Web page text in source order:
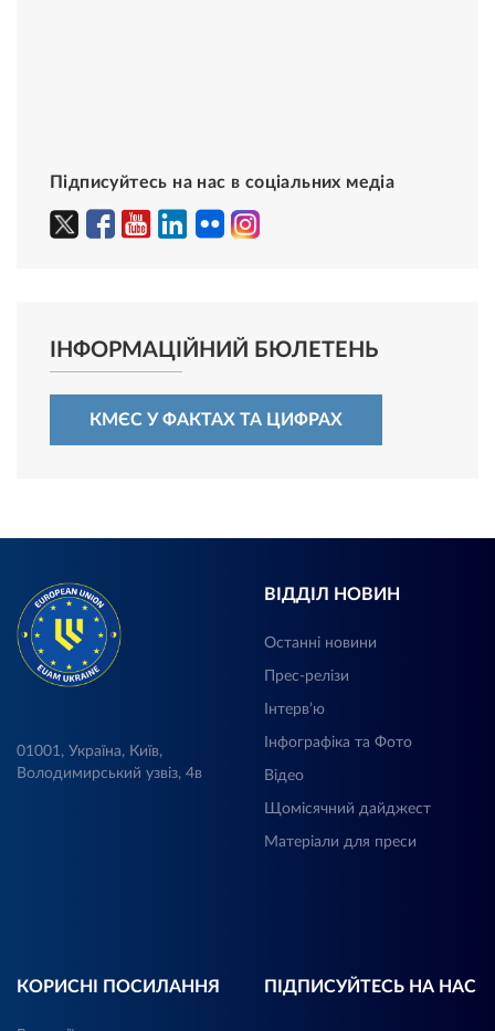
Підписуйтесь на нас в соціальних медіа
ІНФОРМАЦІЙНИЙ БЮЛЕТЕНЬ
КМЄС У ФАКТАХ ТА ЦИФРАХ
01001, Україна, Київ,
Володимирський узвіз, 4в
ВІДДІЛ НОВИН
Останні новини
Прес-релізи
Інтерв’ю
Інфографіка та Фото
Відео
Щомісячний дайджест
Матеріали для преси
КОРИСНІ ПОСИЛАННЯ ПІДПИСУЙТЕСЬ НА НАС